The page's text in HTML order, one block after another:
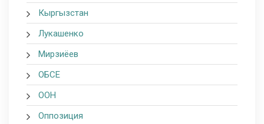
Кыргызстан
Лукашенко
Мирзиёев
ОБСЕ
ООН
Оппозиция